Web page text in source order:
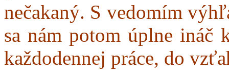
nečakaný. S vedomím
sa nám potom úplne ináč
každodennej práce, do